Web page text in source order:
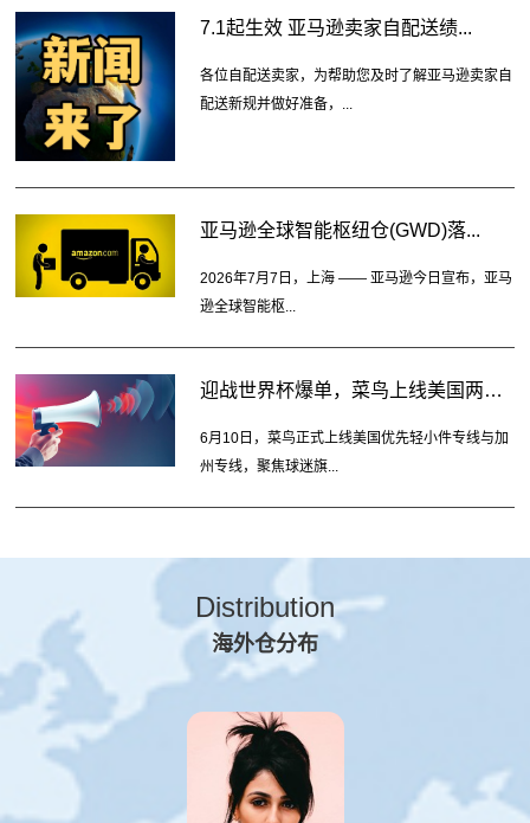
7.1起生效 亚马逊卖家自配送绩...
各位自配送卖家，为帮助您及时了解亚马逊卖家自
配送新规并做好准备，...
亚马逊全球智能枢纽仓(GWD)落...
2026年7月7日，上海 —— 亚马逊今日宣布，亚马
逊全球智能枢...
迎战世界杯爆单，菜鸟上线美国两大...
6月10日，菜鸟正式上线美国优先轻小件专线与加
州专线，聚焦球迷旗...
Distribution
海外仓分布